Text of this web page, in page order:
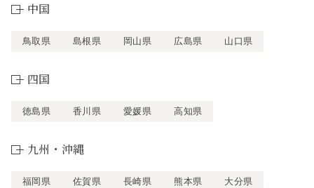
中国
鳥取県 島根県 岡山県 広島県 山口県
四国
徳島県 香川県 愛媛県 高知県
九州・沖縄
福岡県 佐賀県 長崎県 熊本県
大分県